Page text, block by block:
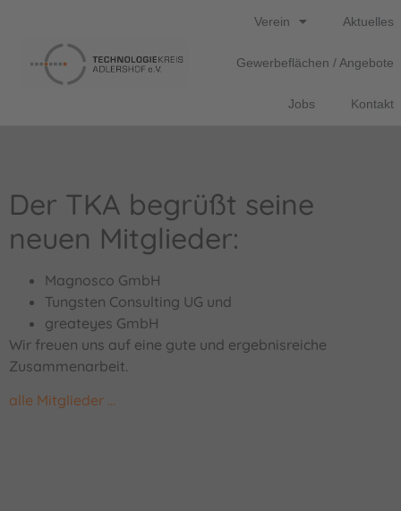
Verein Aktuelles
Gewerbeflächen / Angebote
Jobs Kontakt
Der TKA begrüßt seine
neuen Mitglieder:
Magnosco GmbH
Tungsten Consulting UG und
greateyes GmbH
Wir freuen uns auf eine gute und ergebnisreiche
Zusammenarbeit.
alle Mitglieder …